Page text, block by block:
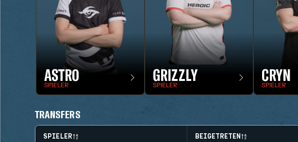
ASTR0
SPIELER
GRIZZLY
SPIELER
CRYN
SPIELER
TRANSFERS
SPIELER BEIGETRETEN